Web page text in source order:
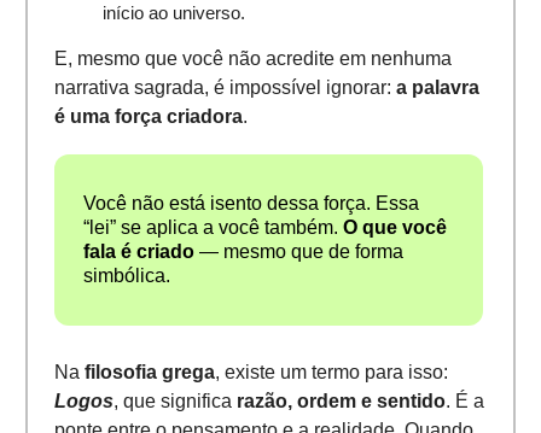
início ao universo.
E, mesmo que você não acredite em nenhuma
narrativa sagrada, é impossível ignorar: a palavra
é uma força criadora.
Você não está isento dessa força. Essa
“lei” se aplica a você também. O que você
fala é criado— mesmo que de forma
simbólica.
Na filosofia grega, existe um termo para isso:
Logos, que significa razão, ordem e sentido. É a